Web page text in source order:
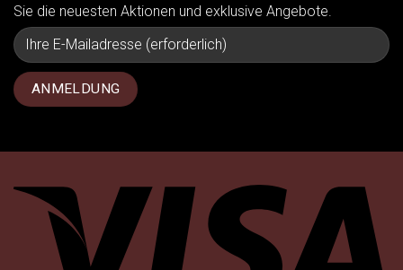
Sie die neuesten Aktionen und exklusive Angebote.